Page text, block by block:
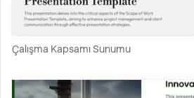
Çalışma Kapsamı Sunumu